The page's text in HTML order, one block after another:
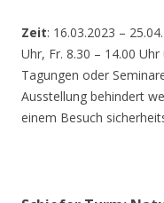
Zeit: 16.03.2023 –
Uhr, Fr. 8.30 – 14.00
Tagungen oder
Ausstellung behindert
einem Besuch